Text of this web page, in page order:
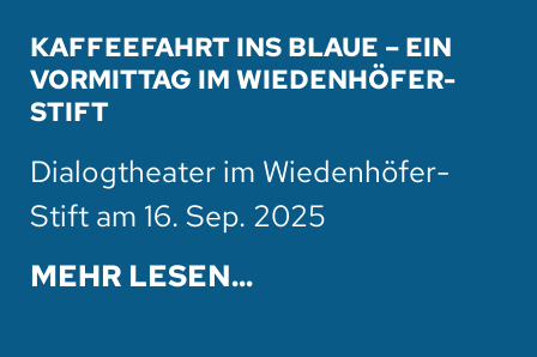
KAFFEEFAHRT INS BLAUE – EIN
VORMITTAG IM WIEDENHÖFER-
STIFT
Dialogtheater im Wiedenhöfer-
Stift am 16. Sep. 2025
MEHR LESEN...